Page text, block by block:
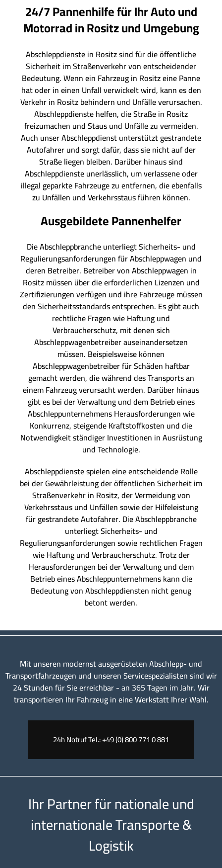
24/7 Pannenhilfe für Ihr Auto und
Motorrad in Rositz und Umgebung
Abschleppdienste in Rositz sind für die öffentliche
Sicherheit im Straßenverkehr von entscheidender
Bedeutung. Wenn ein Fahrzeug in Rositz eine Panne
hat oder in einen Unfall verwickelt wird, kann es den
Verkehr in Rositz behindern und Unfälle verursachen.
Abschleppdienste helfen, die Straße in Rositz
freizumachen und Staus und Unfälle zu vermeiden.
Auch unser Abschleppdienst unterstützt gestrandete
Autofahrer und sorgt dafür, dass sie nicht auf der
Straße liegen bleiben. Darüber hinaus sind
Abschleppdienste unerlässlich, um verlassene oder
illegal geparkte Fahrzeuge zu entfernen, die ebenfalls
zu Unfällen und Verkehrsstaus führen können.
Ausgebildete Pannenhelfer
Die Abschleppbranche unterliegt Sicherheits- und
Regulierungsanforderungen für Abschleppwagen und
deren Betreiber. Betreiber von Abschleppwagen in
Rositz müssen über die erforderlichen Lizenzen und
Zertifizierungen verfügen und ihre Fahrzeuge müssen
den Sicherheitsstandards entsprechen. Es gibt auch
rechtliche Fragen wie Haftung und
Verbraucherschutz, mit denen sich
Abschleppwagenbetreiber auseinandersetzen
müssen. Beispielsweise können
Abschleppwagenbetreiber für Schäden haftbar
gemacht werden, die während des Transports an
einem Fahrzeug verursacht werden. Darüber hinaus
gibt es bei der Verwaltung und dem Betrieb eines
Abschleppunternehmens Herausforderungen wie
Konkurrenz, steigende Kraftstoffkosten und die
Notwendigkeit ständiger Investitionen in Ausrüstung
und Technologie.
Abschleppdienste spielen eine entscheidende Rolle
bei der Gewährleistung der öffentlichen Sicherheit im
Straßenverkehr in Rositz, der Vermeidung von
Verkehrsstaus und Unfällen sowie der Hilfeleistung
für gestrandete Autofahrer. Die Abschleppbranche
unterliegt Sicherheits- und
Regulierungsanforderungen sowie rechtlichen Fragen
wie Haftung und Verbraucherschutz. Trotz der
Herausforderungen bei der Verwaltung und dem
Betrieb eines Abschleppunternehmens kann die
Bedeutung von Abschleppdiensten nicht genug
betont werden.
Mit unseren modernst ausgerüsteten Abschlepp- und
Transportfahrzeugen und unseren Servicespezialisten sind wir
24 Stunden für Sie erreichbar - an 365 Tagen im Jahr. Wir
transportieren Ihr Fahrzeug in eine Werkstatt Ihrer Wahl.
24h Notruf Tel.: +49 (0) 800 771 0 881
Ihr Partner für nationale und
internationale Transporte &
Logistik